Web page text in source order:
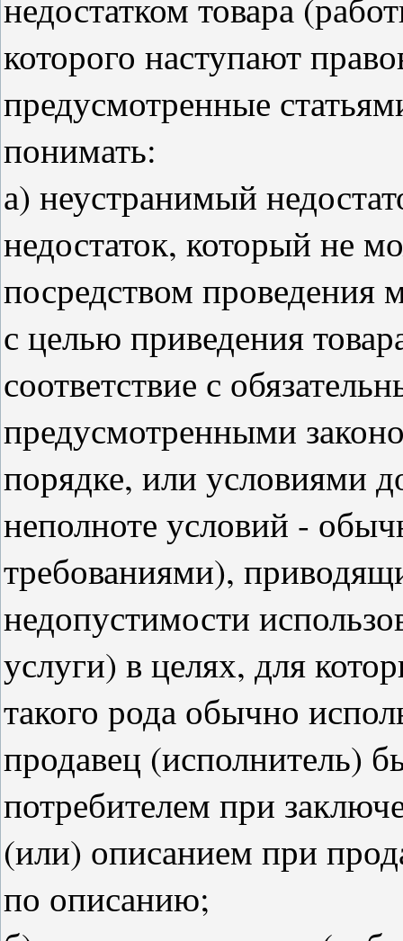
которого наступают
предусмотренные
понимать:
а) неустранимый
недостаток, который не
посредством проведения
с целью приведения
соответствие с
предусмотренными
порядке, или условиями
неполноте условий -
требованиями),
недопустимости
услуги) в целях, для
такого рода обычно
продавец (исполнитель)
потребителем при
(или) описанием при
по описанию;